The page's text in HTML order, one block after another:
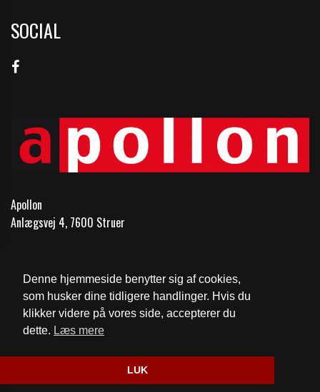
Denne hjemmeside benytter sig af cookies,
som husker dine tidligere handlinger. Hvis du
klikker videre på vores side, accepterer du
dette. Læs mere
LUK
SOCIAL
Apollon
Anlægsvej 4, 7600 Struer
Email: kontakt@1148.dk
Cookie- og privatlivspolitik